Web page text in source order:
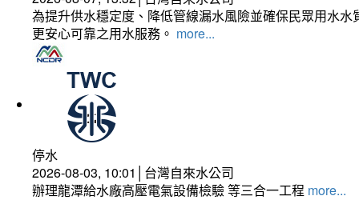
為提升供水穩定度、降低管線漏水風險並確保民眾用水
更安心可靠之用水服務。 more...
停水
2026-08-03, 10:01│台灣自來水公司
辦理龍潭給水廠高壓電氣設備檢驗 等三合一工程 more...